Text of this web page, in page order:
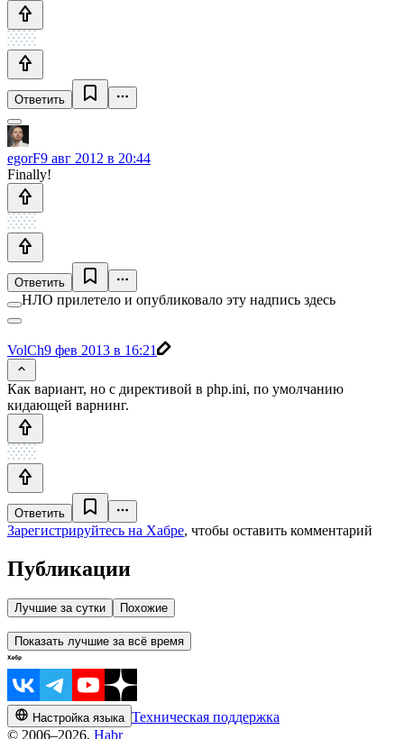
Ответить
egorF9 авг 2012 в 20:44
Finally!
Ответить
НЛО прилетело и опубликовало эту надпись здесь
VolCh9 фев 2013 в 16:21
Как вариант, но с директивой в php.ini, по умолчанию
кидающей варнинг.
Ответить
Зарегистрируйтесь на Хабре, чтобы оставить комментарий
Публикации
Лучшие за сутки Похожие
Показать лучшие за всё время
Настройка языка Техническая поддержка
© 2006–2026, Habr